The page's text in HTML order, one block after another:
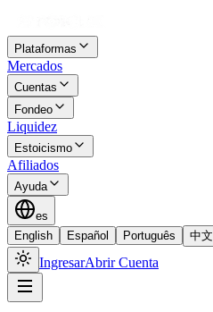
Plataformas
Mercados
Cuentas
Fondeo
Liquidez
Estoicismo
Afiliados
Ayuda
es
English
Español Português 中文
IngresarAbrir Cuenta